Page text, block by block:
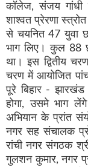
कॉलेज, संजय
शाश्वत प्रेरणा स्त्रोत
से चयनित 47 युवा
भाग लिए। कुल 88
था। इस द्वितीय
चरण में आयोजित पांच
पूरे बिहार -
होगा, उसमे भाग
अभियान के प्रांत
नगर सह संचालक
रांची नगर संगठक
गुलशन कुमार, नगर